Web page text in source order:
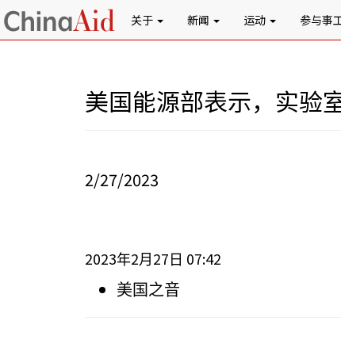
关于 新闻 运动 参与事
美国能源部表示，实验
2/27/2023
2023年2月 27 日 07:42
美国之音